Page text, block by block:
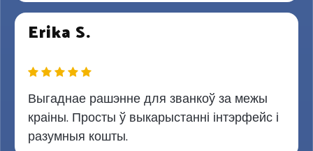
Erika S.
Выгаднае рашэнне для званкоў за межы
краіны. Просты ў выкарыстанні інтэрфейс і
разумныя кошты.